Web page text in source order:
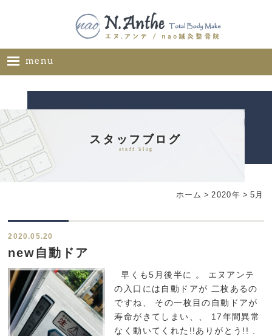
menu
メニュー
ギャラリー
ブログ
スタッフブログ
staff blog
ホーム >2020年 > 5月
2020.05.20
new自動ドア
早くも5月後半に 。 エヌアンテ
の入口には自動ドアが 二枚あるの
ですね、 その一枚目の自動ドアが
寿命がきてしまい、、 17年間異常
なく動いてくれた!!ありがとう!! .